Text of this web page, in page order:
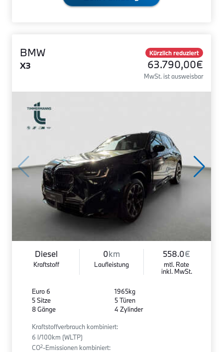
BMW
X3
Kürzlich reduziert
63.790,00€
MwSt. ist ausweisbar
Diesel
Kraftstoff
0km
Laufleistung
558.0€
mtl. Rate
inkl. MwSt.
Euro 6
5 Sitze
8 Gänge
1965kg
5 Türen
4 Zylinder
Kraftstoffverbrauch kombiniert:
6 l/100km (WLTP)
CO2-Emissionen kombiniert: